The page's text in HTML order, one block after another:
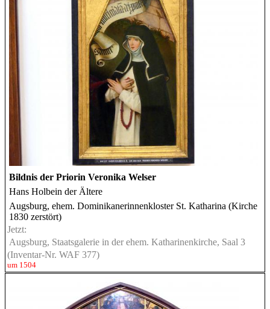
Bildnis der Priorin Veronika Welser
Hans Holbein der Ältere
Augsburg, ehem. Dominikanerinnenkloster St. Katharina (Kirche
1830 zerstört)
Jetzt:
Augsburg, Staatsgalerie in der ehem. Katharinenkirche, Saal 3
(Inventar-Nr. WAF 377)
um 1504